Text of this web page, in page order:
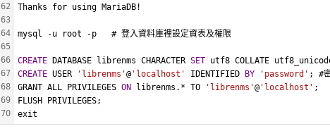
62
63
64
65
66
67
68
69
70
Thanks for using MariaDB!
mysql -u root -p   # 登入資料庫裡設定資表及權限
CREATE DATABASE librenms CHARACTER SET utf8 COLLATE
CREATE USER 'librenms'@ 'localhost' IDENTIFIED BY 'password' ; #
GRANT ALL PRIVILEGES ON librenms.* TO 'librenms'@ 'localhost' ;
FLUSH PRIVILEGES;
exit